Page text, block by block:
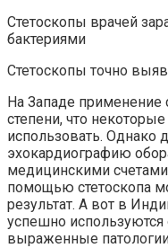
Стетоскопы врачей
бактериями
Стетоскопы точно
На Западе применение
степени, что
использовать. Однако
эхокардиографию
медицинскими
помощью стетоскопа
результат. А вот в
успешно
выраженные